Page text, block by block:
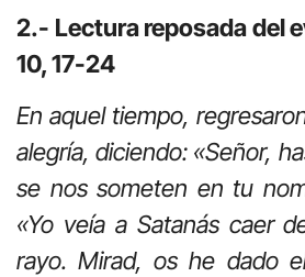
2.- Lectura reposada del
10, 17-24
En aquel tiempo,
alegría, diciendo: «Señor,
se nos someten en tu
«Yo veía a Satanás caer
rayo. Mirad, os he dado